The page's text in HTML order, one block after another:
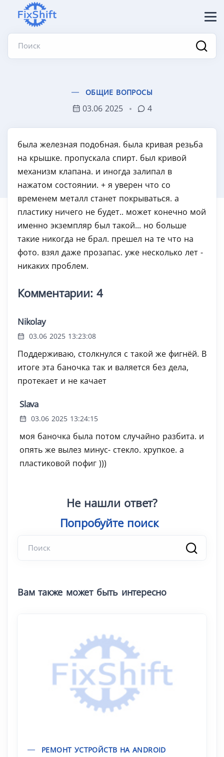
Поиск
ОБЩИЕ ВОПРОСЫ
03.06 2025 4
была железная подобная. была кривая резьба
на крышке. пропускала спирт. был кривой
механизм клапана. и иногда залипал в
нажатом состоянии. + я уверен что со
временем металл станет покрываться. а
пластику ничего не будет.. может конечно мой
именно экземпляр был такой... но больше
такие никогда не брал. прешел на те что на
фото. взял даже прозапас. уже несколько лет -
никаких проблем.
Комментарии: 4
Nikolay
03.06 2025 13:23:08
Поддерживаю, столкнулся с такой же фигнёй. В
итоге эта баночка так и валяется без дела,
протекает и не качает
Slava
03.06 2025 13:24:15
моя баночка была потом случайно разбита. и
опять же вылез минус- стекло. хрупкое. а
пластиковой пофиг )))
Не нашли ответ?
Попробуйте поиск|
Вам также может быть интересно
РЕМОНТ УСТРОЙСТВ НА ANDROID